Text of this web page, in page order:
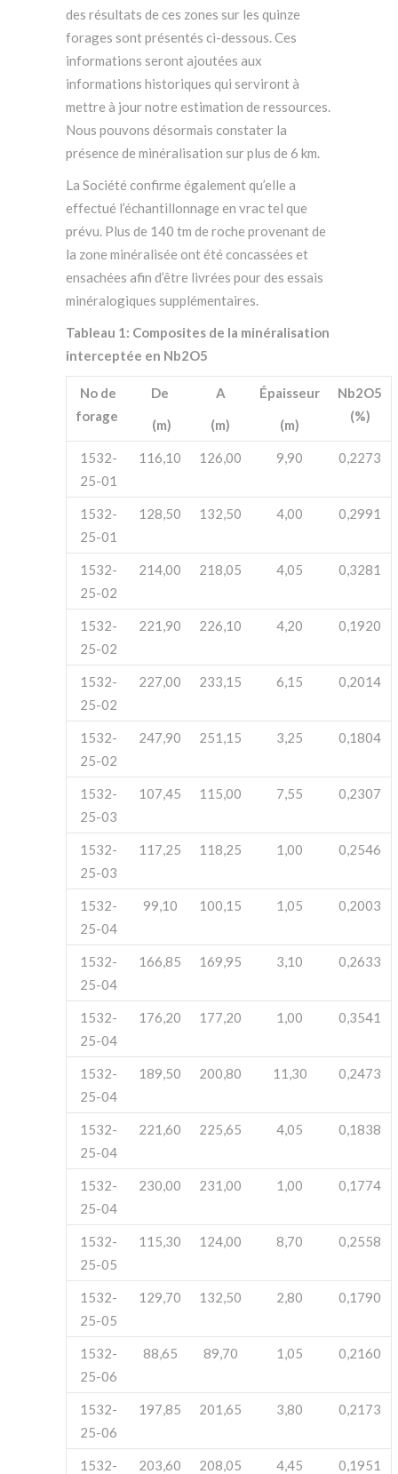
des résultats de ces zones sur les quinze
forages sont présentés ci-dessous. Ces
informations seront ajoutées aux
informations historiques qui serviront à
mettre à jour notre estimation de ressources.
Nous pouvons désormais constater la
présence de minéralisation sur plus de 6 km.
La Société confirme également qu’elle a
effectué l’échantillonnage en vrac tel que
prévu. Plus de 140 tm de roche provenant de
la zone minéralisée ont été concassées et
ensachées afin d’être livrées pour des essais
minéralogiques supplémentaires.
Tableau 1: Composites de la minéralisation
interceptée en Nb2O5
No de
forage
De
(m)
A
(m)
Épaisseur
(m)
Nb2O5
(%)
1532-
25-01
116,10 126,00 9,90 0,2273
1532-
25-01
128,50 132,50 4,00 0,2991
1532-
25-02
214,00 218,05 4,05 0,3281
1532-
25-02
221,90 226,10 4,20 0,1920
1532-
25-02
227,00 233,15 6,15 0,2014
1532-
25-02
247,90 251,15 3,25 0,1804
1532-
25-03
107,45 115,00 7,55 0,2307
1532-
25-03
117,25 118,25 1,00 0,2546
1532-
25-04
99,10 100,15 1,05 0,2003
1532-
25-04
166,85 169,95 3,10 0,2633
1532-
25-04
176,20 177,20 1,00 0,3541
1532-
25-04
189,50 200,80 11,30 0,2473
1532-
25-04
221,60 225,65 4,05 0,1838
1532-
25-04
230,00 231,00 1,00 0,1774
1532-
25-05
115,30 124,00 8,70 0,2558
1532-
25-05
129,70 132,50 2,80 0,1790
1532-
25-06
88,65 89,70 1,05 0,2160
1532-
25-06
197,85 201,65 3,80 0,2173
1532- 203,60 208,05 4,45 0,1951